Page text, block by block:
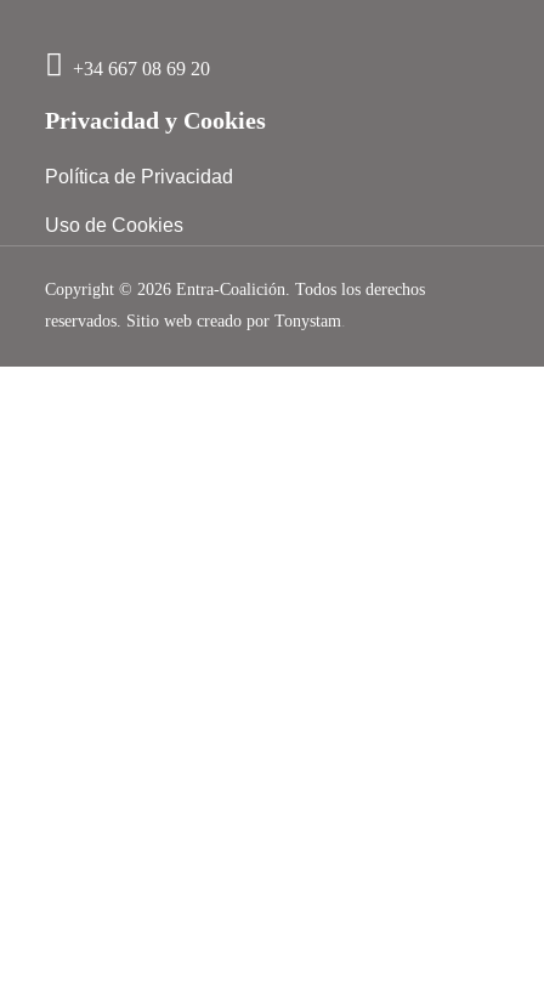
+34 667 08 69 20
Privacidad y Cookies
Política de Privacidad
Uso de Cookies
Copyright © 2026 Entra-Coalición. Todos los derechos
reservados. Sitio web creado por Tonystam